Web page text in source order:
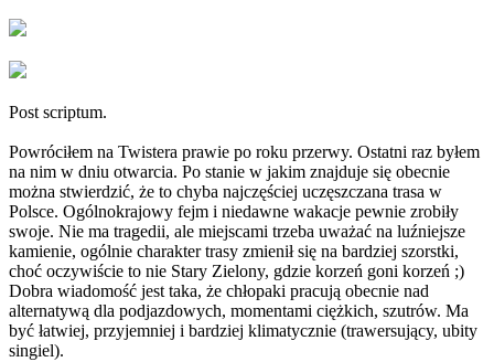
Post scriptum.
Powróciłem na Twistera prawie po roku przerwy. Ostatni raz byłem
na nim w dniu otwarcia. Po stanie w jakim znajduje się obecnie
można stwierdzić, że to chyba najczęściej uczęszczana trasa w
Polsce. Ogólnokrajowy fejm i niedawne wakacje pewnie zrobiły
swoje. Nie ma tragedii, ale miejscami trzeba uważać na luźniejsze
kamienie, ogólnie charakter trasy zmienił się na bardziej szorstki,
choć oczywiście to nie Stary Zielony, gdzie korzeń goni korzeń ;)
Dobra wiadomość jest taka, że chłopaki pracują obecnie nad
alternatywą dla podjazdowych, momentami ciężkich, szutrów. Ma
być łatwiej, przyjemniej i bardziej klimatycznie (trawersujący, ubity
singiel).